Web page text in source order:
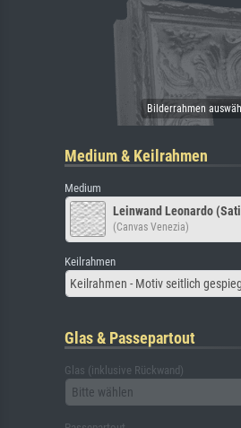
Medium & Keilrahmen
Medium
Leinwand Leonardo
(Canvas Venezia)
Keilrahmen
Keilrahmen - Motiv seitlich
Glas & Passepartout
Glas (inklusive Rückwand)
Bitte wählen